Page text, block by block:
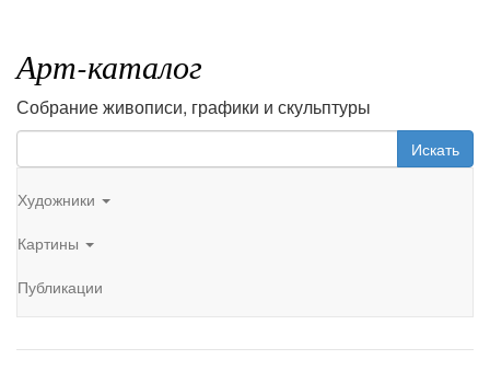
Арт-каталог
Собрание живописи, графики и скульптуры
Искать
Художники
Картины
Публикации